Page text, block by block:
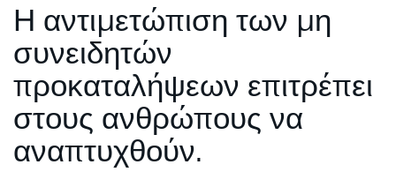
Η αντιμετώπιση των μη
συνειδητών
προκαταλήψεων επιτρέπει
στους ανθρώπους να
αναπτυχθούν.